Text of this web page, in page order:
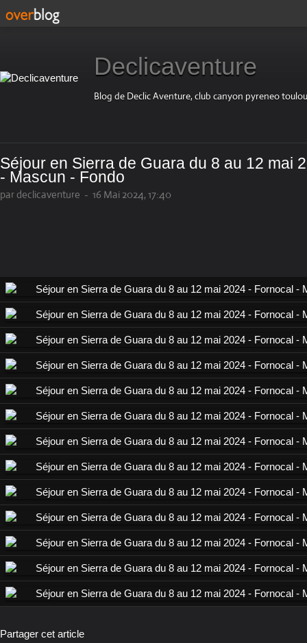
Declicaventure
Blog de Declic Aventure, club canyon pyreneo
Séjour en Sierra de Guara du 8 au 12 mai
- Mascun - Fondo
par declicaventure - 16 Mai 2024, 17:40
Partager cet article